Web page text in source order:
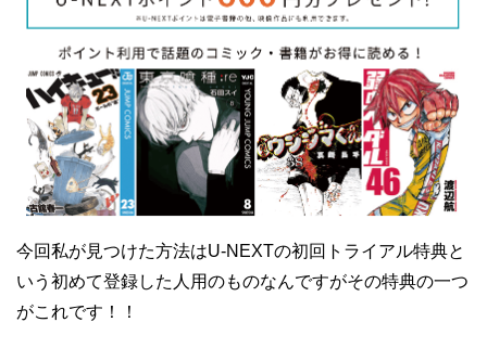
今回私が見つけた方法はU-NEXTの初回トライアル特典と
いう初めて登録した人用のものなんですがその特典の一つ
がこれです！！